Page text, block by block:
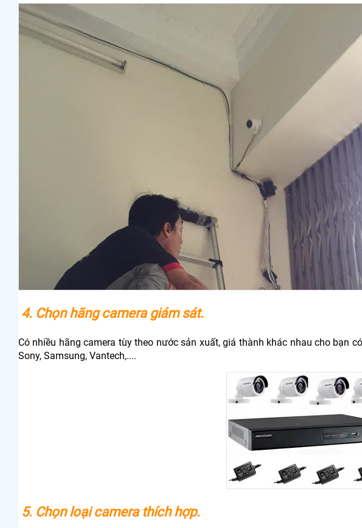
4. Chọn hãng camera giám sát.
Có nhiều hãng camera tùy theo nước sản xuất, giá thành khác nhau cho bạn
Sony, Samsung, Vantech,....
5. Chọn loại camera thích hợp.